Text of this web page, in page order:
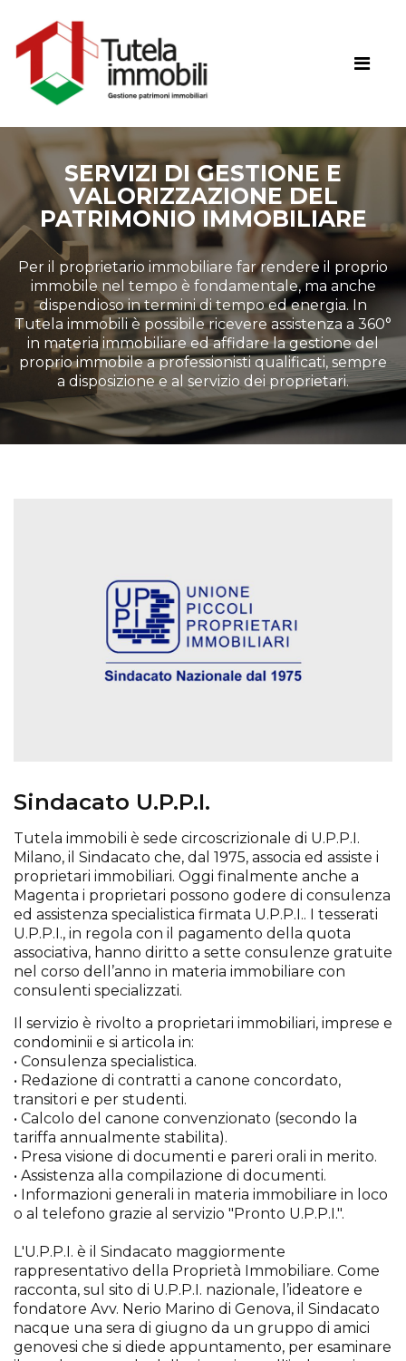
SERVIZI DI GESTIONE E
VALORIZZAZIONE DEL
PATRIMONIO IMMOBILIARE
Per il proprietario immobiliare far rendere il proprio
immobile nel tempo è fondamentale, ma anche
dispendioso in termini di tempo ed energia. In
Tutela immobili è possibile ricevere assistenza a 360°
in materia immobiliare ed affidare la gestione del
proprio immobile a professionisti qualificati, sempre
a disposizione e al servizio dei proprietari.
Sindacato U.P.P.I.
Tutela immobili è sede circoscrizionale di U.P.P.I.
Milano, il Sindacato che, dal 1975, associa ed assiste i
proprietari immobiliari. Oggi finalmente anche a
Magenta i proprietari possono godere di consulenza
ed assistenza specialistica firmata U.P.P.I.. I tesserati
U.P.P.I., in regola con il pagamento della quota
associativa, hanno diritto a sette consulenze gratuite
nel corso dell’anno in materia immobiliare con
consulenti specializzati.
Il servizio è rivolto a proprietari immobiliari, imprese e
condominii e si articola in:
• Consulenza specialistica.
• Redazione di contratti a canone concordato,
transitori e per studenti.
• Calcolo del canone convenzionato (secondo la
tariffa annualmente stabilita).
• Presa visione di documenti e pareri orali in merito.
• Assistenza alla compilazione di documenti.
• Informazioni generali in materia immobiliare in loco
o al telefono grazie al servizio "Pronto U.P.P.I.".
L'U.P.P.I. è il Sindacato maggiormente
rappresentativo della Proprietà Immobiliare. Come
racconta, sul sito di U.P.P.I. nazionale, l’ideatore e
fondatore Avv. Nerio Marino di Genova, il Sindacato
nacque una sera di giugno da un gruppo di amici
genovesi che si diede appuntamento, per esaminare